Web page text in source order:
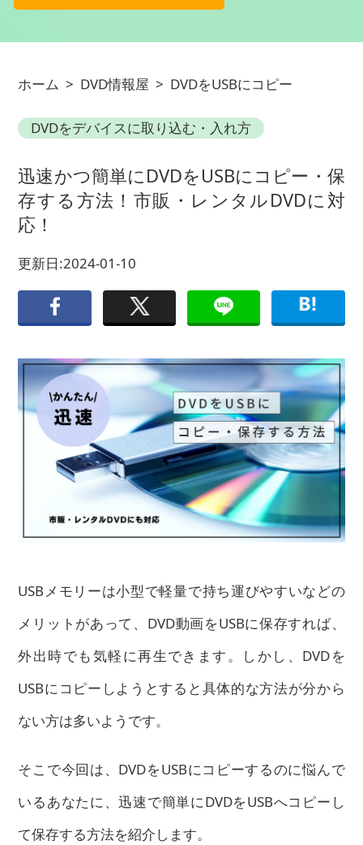
ホーム > DVD情報屋 > DVDをUSBにコピー
DVDをデバイスに取り込む・入れ方
迅速かつ簡単にDVDをUSBにコピー・保
存する方法！市販・レンタルDVDに対
応！
更新日:2024-01-10
USBメモリーは小型で軽量で持ち運びやすいなどの
メリットがあって、DVD動画をUSBに保存すれば、
外出時でも気軽に再生できます。しかし、DVDを
USBにコピーしようとすると具体的な方法が分から
ない方は多いようです。
そこで今回は、DVDをUSBにコピーするのに悩んで
いるあなたに、迅速で簡単にDVDをUSBへコピーし
て保存する方法を紹介します。